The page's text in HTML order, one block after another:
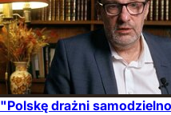
"Polskę drażni